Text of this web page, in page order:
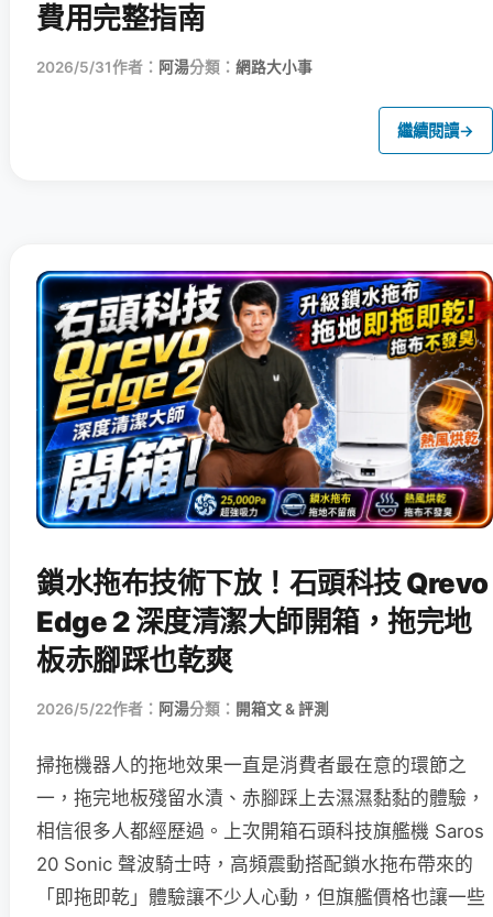
費用完整指南
2026/5/31作者： 阿湯分類： 網路大小事
繼續閱讀→
鎖水拖布技術下放！石頭科技 Qrevo
Edge 2 深度清潔大師開箱，拖完地
板赤腳踩也乾爽
2026/5/22作者： 阿湯分類： 開箱文 & 評測
掃拖機器人的拖地效果一直是消費者最在意的環節之
一，拖完地板殘留水漬、赤腳踩上去濕濕黏黏的體驗，
相信很多人都經歷過。上次開箱石頭科技旗艦機 Saros
20 Sonic 聲波騎士時，高頻震動搭配鎖水拖布帶來的
「即拖即乾」體驗讓不少人心動，但旗艦價格也讓一些